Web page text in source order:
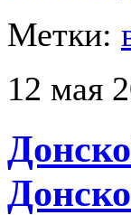
Метки:
12 мая